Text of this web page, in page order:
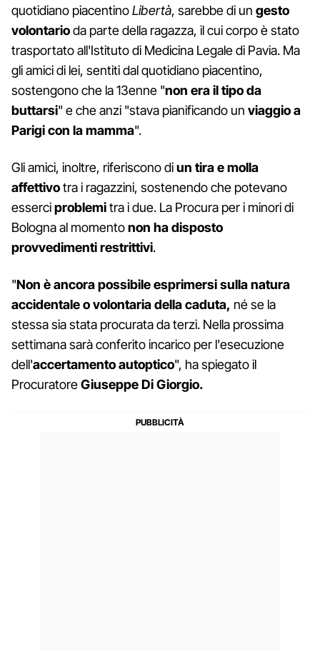
quotidiano piacentinoLibertà, sarebbe di ungesto
volontarioda parte della ragazza, il cui corpo è stato
trasportato all'Istituto di Medicina Legale di Pavia. Ma
gli amici di lei, sentiti dal quotidiano piacentino,
sostengono che la 13enne "non era il tipo da
buttarsi" e che anzi "stava pianificando un viaggioa
Parigi con la mamma".
Gli amici, inoltre, riferiscono diun tira e molla
affettivotra i ragazzini, sostenendo che potevano
esserciproblemitra i due. La Procura per i minori di
Bologna al momentonon ha disposto
provvedimenti restrittivi.
"Non è ancora possibile esprimersi sulla natura
accidentale o volontaria della caduta, né se la
stessa sia stata procurata da terzi. Nella prossima
settimana sarà conferito incarico per l'esecuzione
dell'accertamento autoptico", ha spiegato il
ProcuratoreGiuseppe Di Giorgio.